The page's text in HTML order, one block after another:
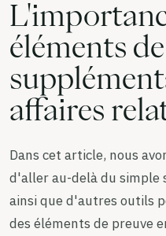
éléments
affaires
Dans cet article, nous
d'aller au-delà du simple
ainsi que d'autres outils
des éléments de preuve